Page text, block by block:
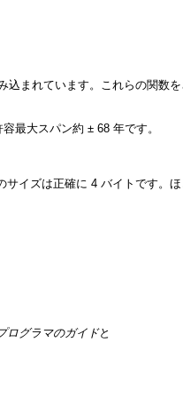
込まれています。これらの関数
最大スパン約 ± 68 年です。
サイズは正確に 4 バイトです。
ログラマのガイドと